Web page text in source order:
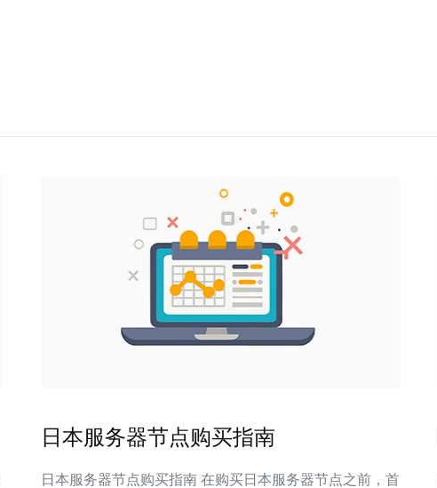
日本服务器节点购买指南
日本服务器节点购买指南 在购买日本服务器节点之前，首